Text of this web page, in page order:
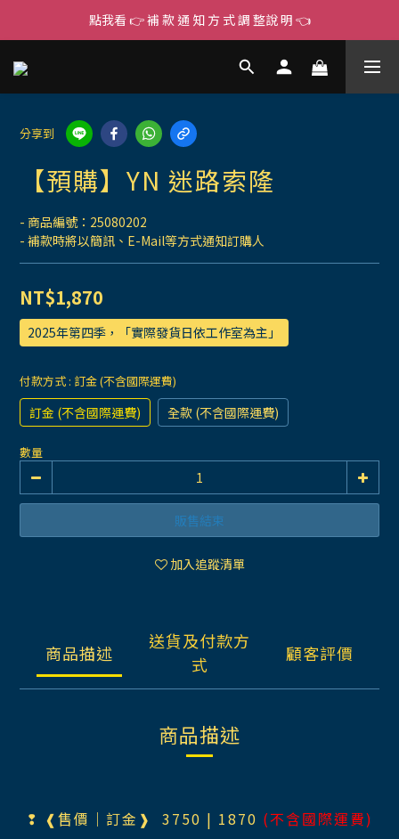
點我看 👉 補 款 通 知 方 式 調 整說 明 👈
分享到
【預購】YN 迷路索隆
- 商品編號：25080202
- 補款時將以簡訊、E-Mail等方式通知訂購人
NT$1,870
2025年第四季，「實際發貨日依工作室為主」
付款方式 : 訂金 (不含國際運費)
訂金 (不含國際運費) 全款 (不含國際運費)
數量
販售結束
加入追蹤清單
商品描述
送貨及付款方
式
顧客評價
商品描述
❢ ❰售價｜訂金❱ 3750 | 1870 (不含國際運費)